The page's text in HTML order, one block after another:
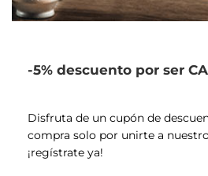
-5% descuento por ser
Disfruta de un cupón de
compra solo por unirte a
¡regístrate ya!